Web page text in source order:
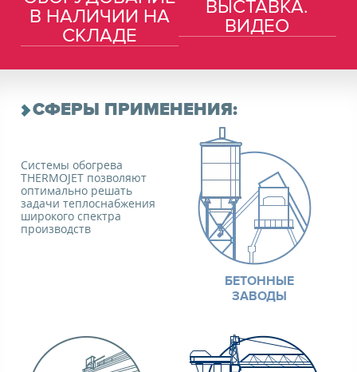
В НАЛИЧИИ НА
СКЛАДЕ
ВЫСТАВКА.
ВИДЕО
СФЕРЫ ПРИМЕНЕНИЯ:
Системы обогрева
THERMOJET позволяют
оптимально решать
задачи теплоснабжения
широкого спектра
производств
БЕТОННЫЕ
ЗАВОДЫ